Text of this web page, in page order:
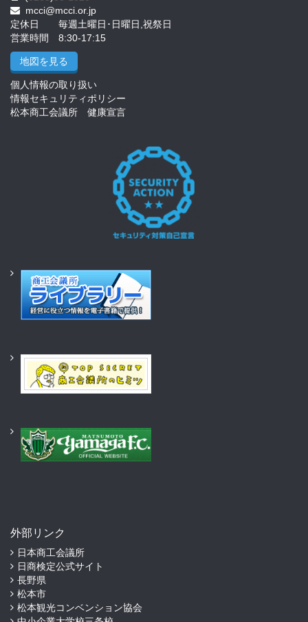
mcci@mcci.or.jp
定休日 毎週土曜日･日曜日,祝祭日
営業時間 8:30-17:15
地図を見る
個人情報の取り扱い
情報セキュリティポリシー
松本商工会議所 健康宣言
外部リンク
日本商工会議所
日商検定公式サイト
長野県
松本市
松本観光コンベンション協会